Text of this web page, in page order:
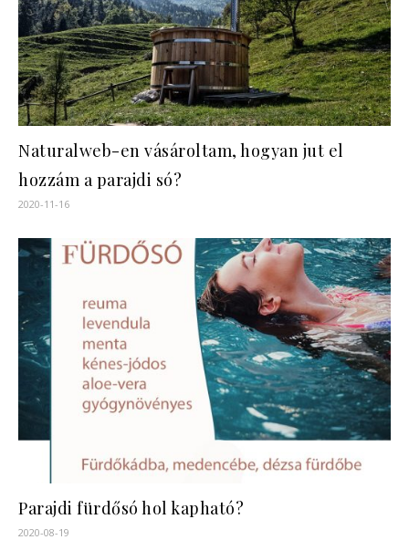
Naturalweb-en vásároltam, hogyan jut el
hozzám a parajdi só?
2020-11-16
Parajdi fürdősó hol kapható?
2020-08-19